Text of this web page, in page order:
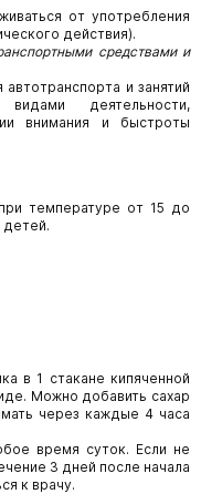
от употребления
действия).
средствами и
и занятий
деятельности,
внимания и быстроты
температуре от 15 до
детей.
в 1 стакане кипяченной
Можно добавить сахар
через каждые 4 часа
время суток. Если не
З дней после начала
к врачу.